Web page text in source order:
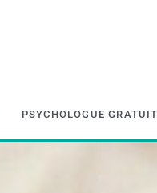
PSYCHOLOGUE